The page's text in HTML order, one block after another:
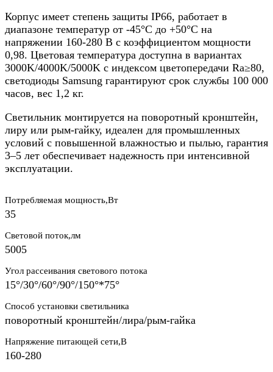
Корпус имеет степень защиты IP66, работает в
диапазоне температур от -45°C до +50°C на
напряжении 160-280 В с коэффициентом мощности
0,98. Цветовая температура доступна в вариантах
3000K/4000K/5000K с индексом цветопередачи Ra≥80,
светодиоды Samsung гарантируют срок службы 100 000
часов, вес 1,2 кг.​
Светильник монтируется на поворотный кронштейн,
лиру или рым-гайку, идеален для промышленных
условий с повышенной влажностью и пылью, гарантия
3–5 лет обеспечивает надежность при интенсивной
эксплуатации.
Потребляемая мощность,Вт
35
Световой поток,лм
5005
Угол рассеивания светового потока
15°/30°/60°/90°/150°*75°
Способ установки светильника
поворотный кронштейн/лира/рым-гайка
Напряжение питающей сети,В
160-280